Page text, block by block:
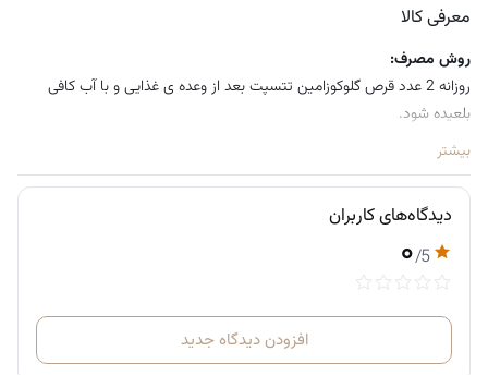
معرفی کالا
روش مصرف:
روزانه 2 عدد قرص گلوکوزامین تتسپت بعد از وعده ی غذایی و با آب کافی
بلعیده شود.
بیشتر
دیدگاه‌های کاربران
۰/5
افزودن دیدگاه جدید